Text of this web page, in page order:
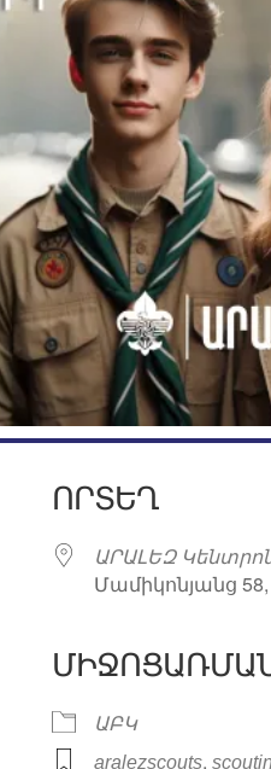
iCalendar
ՈՐՏԵՂ
ԱՐԱԼԵԶ
Մամիկոնյանց
ԱԲԿ
aralezscouts,